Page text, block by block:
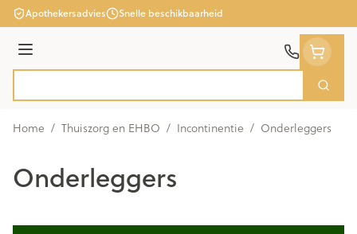
Ga naar de inhoud
Apothekersadvies Snelle beschikbaarheid
Menu
Zoek
Home / Thuiszorg en EHBO / Incontinentie / Onderleggers
Onderleggers